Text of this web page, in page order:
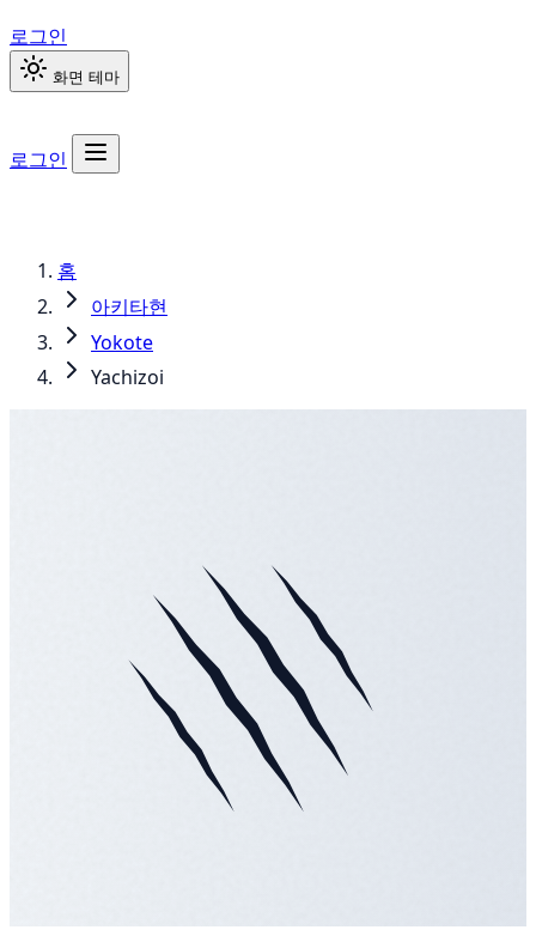
로그인
화면 테마
로그인
홈
아키타현
Yokote
Yachizoi